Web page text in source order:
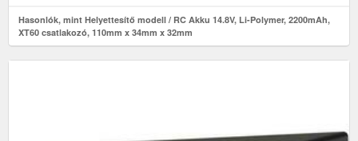
Hasonlók, mint Helyettesítő modell / RC Akku 14.8V, Li-Polymer, 2200mAh,
XT60 csatlakozó, 110mm x 34mm x 32mm